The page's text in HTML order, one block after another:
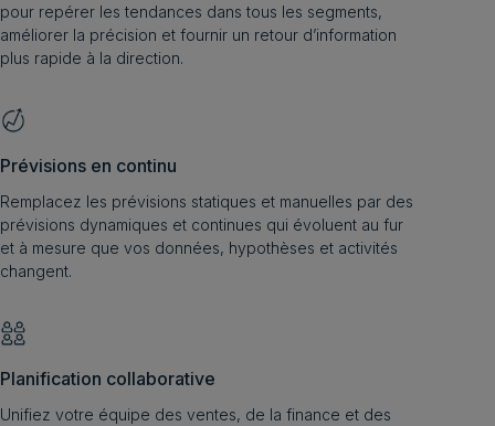
pour repérer les tendances dans tous les segments,
améliorer la précision et fournir un retour d’information
plus rapide à la direction.
Prévisions en continu
Remplacez les prévisions statiques et manuelles par des
prévisions dynamiques et continues qui évoluent au fur
et à mesure que vos données, hypothèses et activités
changent.
Planification collaborative
Unifiez votre équipe des ventes, de la finance et des